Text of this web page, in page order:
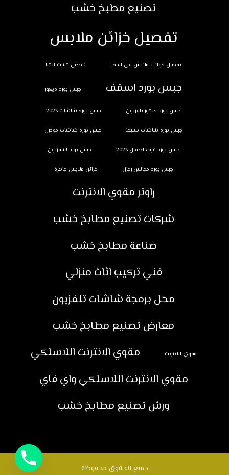
تصنيع مطبخ خشب
تفصيل خزائن ملابس
تفصيل دولاب ملابس في الجدار تفصيل كبتات ايكيا
جبس بورد اسقف جبس بورد ديكور
جبس بورد ديكور تلفزيون جبس بورد شاشات 2023
جبس بورد شاشات بسيط جبس بورد شاشات مودرن
جبس بورد غرف اطفال 2023 جبس بورد للتلفزيون
جبس بورد مجالس رجال خزائن ملابس جاهزة
راوتر مقوي الانترنت
شركات تصنيع مطابخ خشب
صناعة مطابخ خشب
فني تركيب اثاث منزلي
محل برمجة شاشات تلفزيون
معارض تصنيع مطابخ خشب
مقوي الانترنت
مقوي الانترنت اللاسلكي
مقوي الانترنت اللاسلكي واي فاي
ورش تصنيع مطابخ خشب
جميع الحقوق محفوظة